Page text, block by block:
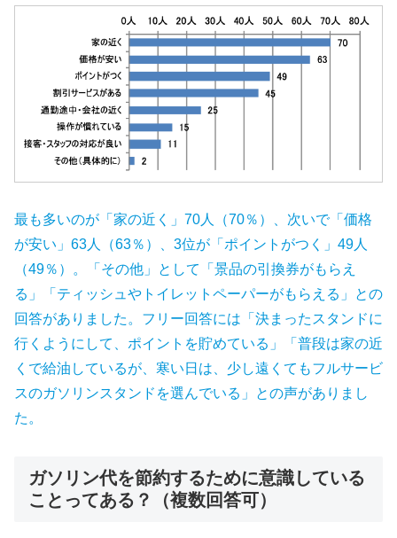
最も多いのが「家の近く」70人（70％）、次いで「価格
が安い」63人（63％）、3位が「ポイントがつく」49人
（49％）。「その他」として「景品の引換券がもらえ
る」「ティッシュやトイレットペーパーがもらえる」との
回答がありました。フリー回答には「決まったスタンドに
行くようにして、ポイントを貯めている」「普段は家の近
くで給油しているが、寒い日は、少し遠くてもフルサービ
スのガソリンスタンドを選んでいる」との声がありまし
た。
ガソリン代を節約するために意識している
ことってある？（複数回答可）